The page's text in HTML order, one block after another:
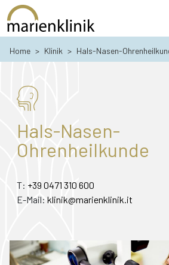
Zum Hauptinhalt springen
Home > Klinik > Hals-Nasen-
Hals-Nasen-
Ohrenheilkunde
T: +39 0471 310 600
E-Mail: klinik@marienklinik.it